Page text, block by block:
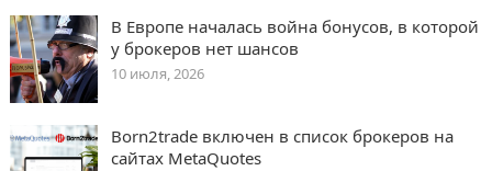
В Европе началась война бонусов, в которой
у брокеров нет шансов
10 июля, 2026
Born2trade включен в список брокеров на
сайтах MetaQuotes